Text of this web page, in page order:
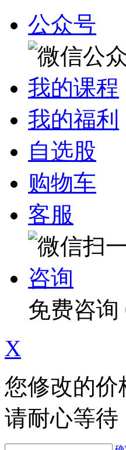
公众号
我的课程
我的福利
自选股
购物车
客服
咨询
免费咨询
X
您修改的价
请耐心等待